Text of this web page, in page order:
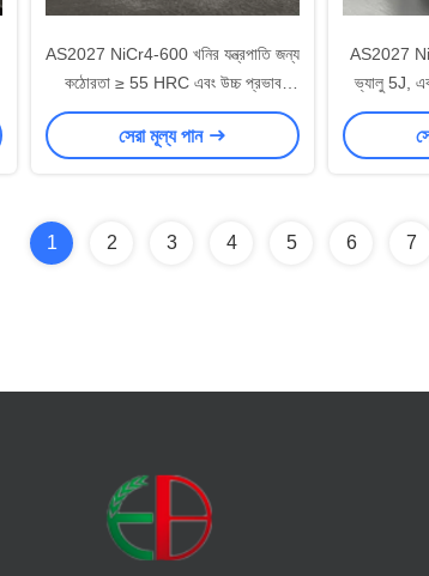
AS2027 NiCr4-600 খনির যন্ত্রপাতি জন্য
কঠোরতা ≥ 55 HRC এবং উচ্চ প্রভাব
কঠোরতা সঙ্গে পরিধান প্রতিরোধী castings
সেরা মূল্য পান
AS2027
ভ্যালু 5J,
জন্য
1 2 3 4 5 6 7